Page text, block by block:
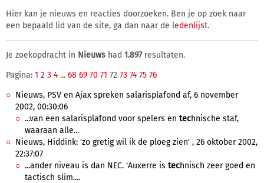
Hier kan je nieuws en reacties doorzoeken. Ben je op zoek naar
een bepaald lid van de site, ga dan naar de ledenlijst.
Je zoekopdracht in Nieuws had 1.897resultaten.
Pagina: 1 2 3 4 ... 68 69 70 71 72 73 74 75 76
Nieuws, PSV en Ajax spreken salarisplafond af, 6 november
2002, 00:30:06
...van een salarisplafond voor spelers en technische staf,
waaraan alle...
Nieuws, Hiddink: 'zo gretig wil ik de ploeg zien' , 26 oktober 2002,
22:37:07
...ander niveau is dan NEC. 'Auxerre is technisch zeer goed en
tactisch slim....